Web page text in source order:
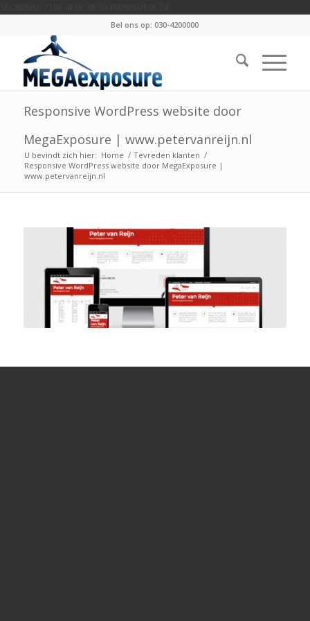
Bel ons op: 030-4200000
Responsive WordPress website door
MegaExposure | www.petervanreijn.nl
U bevindt zich hier: Home / Tevreden klanten /
Responsive WordPress website door MegaExposure |
www.petervanreijn.nl